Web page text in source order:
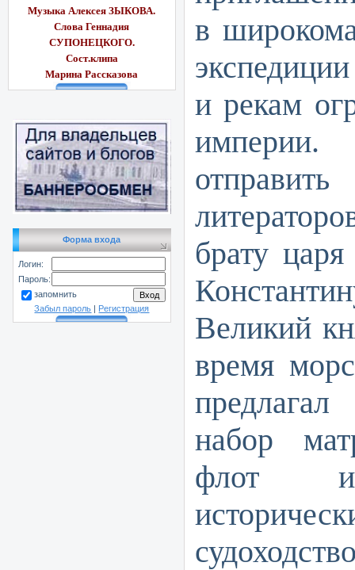
Музыка Алексея ЗЫКОВА.
Слова Геннадия
СУПОНЕЦКОГО.
Сост.клипа
Марина Рассказова
Форма входа
Логин:
Пароль:
запомнить
Забыл пароль | Регистрация
в
и рекам
брату
Великий
время
набор
флот